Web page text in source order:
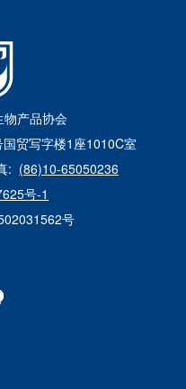
物产品协会
贸写字楼1座1010C室
: (86)10-65050236
号-1
号